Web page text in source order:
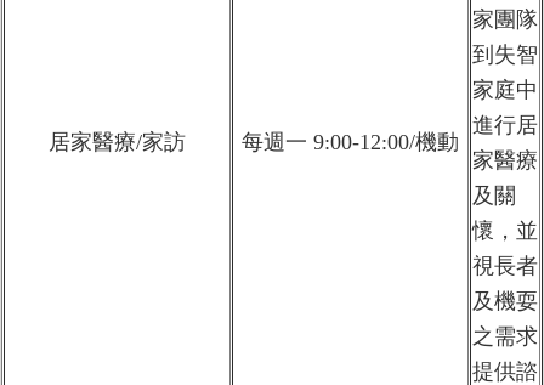
居家醫療/家訪 每週一 9:00-12:00/機動
家團隊
到失智
家庭中
進行居
家醫療
及關
懷，並
視長者
及機耍
之需求
提供諮